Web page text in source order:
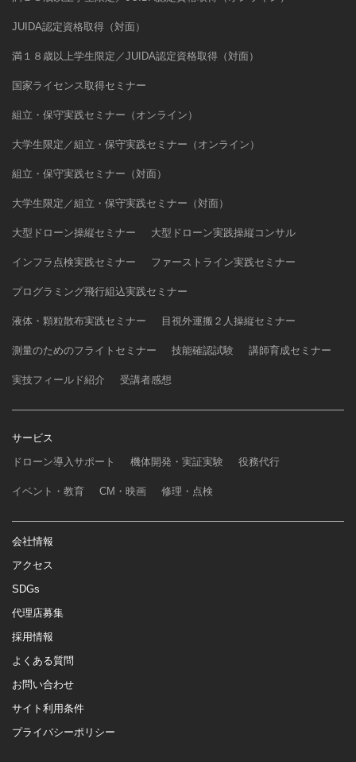
JUIDA認定資格取得（対面）
満１８歳以上学生限定／JUIDA認定資格取得（対面）
国家ライセンス取得セミナー
組立・保守実践セミナー（オンライン）
大学生限定／組立・保守実践セミナー（オンライン）
組立・保守実践セミナー（対面）
大学生限定／組立・保守実践セミナー（対面）
大型ドローン操縦セミナー 大型ドローン実践操縦コンサル
インフラ点検実践セミナー ファーストライン実践セミナー
プログラミング飛行組込実践セミナー
液体・顆粒散布実践セミナー 目視外運搬２人操縦セミナー
測量のためのフライトセミナー 技能確認試験 講師育成セミナー
実技フィールド紹介 受講者感想
サービス
ドローン導入サポート
機体開発・実証実験 役務代行
イベント・教育 CM・映画 修理・点検
会社情報
アクセス
SDGs
代理店募集
採用情報
よくある質問
お問い合わせ
サイト利用条件
プライバシーポリシー